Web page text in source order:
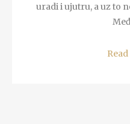
uradi i ujutru, a uz to